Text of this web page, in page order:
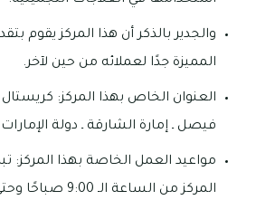
والجدير بالذكر أن هذا المركز يقوم
المميزة جدًا لعملائه من حين لآخر.
العنوان الخاص بهذا المركز: كريستال
فيصل ـ إمارة الشارقة ـ دولة
مواعيد العمل الخاصة بهذا المركز: